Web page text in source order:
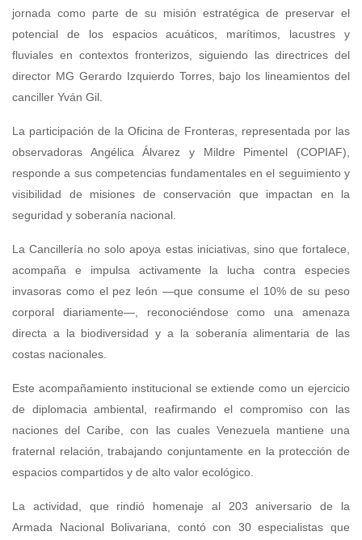
jornada como parte de su misión estratégica de preservar el
potencial de los espacios acuáticos, marítimos, lacustres y
fluviales en contextos fronterizos, siguiendo las directrices del
director MG Gerardo Izquierdo Torres, bajo los lineamientos del
canciller Yván Gil.
La participación de la Oficina de Fronteras, representada por las
observadoras Angélica Álvarez y Mildre Pimentel (COPIAF),
responde a sus competencias fundamentales en el seguimiento y
visibilidad de misiones de conservación que impactan en la
seguridad y soberanía nacional.
La Cancillería no solo apoya estas iniciativas, sino que fortalece,
acompaña e impulsa activamente la lucha contra especies
invasoras como el pez león —que consume el 10% de su peso
corporal diariamente—, reconociéndose como una amenaza
directa a la biodiversidad y a la soberanía alimentaria de las
costas nacionales.
Este acompañamiento institucional se extiende como un ejercicio
de diplomacia ambiental, reafirmando el compromiso con las
naciones del Caribe, con las cuales Venezuela mantiene una
fraternal relación, trabajando conjuntamente en la protección de
espacios compartidos y de alto valor ecológico.
La actividad, que rindió homenaje al 203 aniversario de la
Armada Nacional Bolivariana, contó con 30 especialistas que